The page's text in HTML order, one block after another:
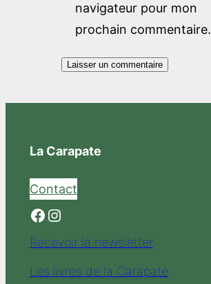
navigateur pour mon
prochain commentaire.
La Carapate
Contact
Facebook Instagram
Recevoir la newsletter
Les livres de la Carapate